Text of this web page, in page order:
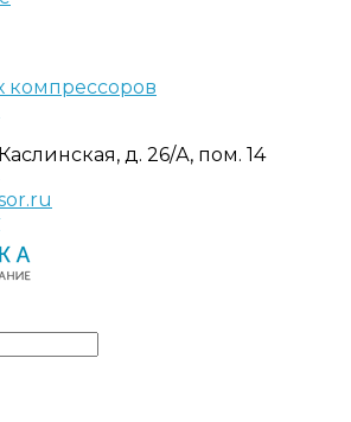
компрессоров
д. 26/А, пом. 14